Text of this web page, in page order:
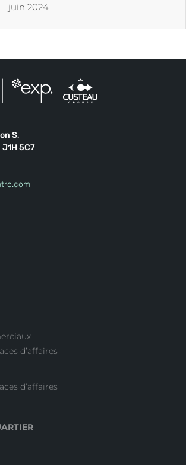
juin 2024
S,
5C7
d’affaires
d’affaires